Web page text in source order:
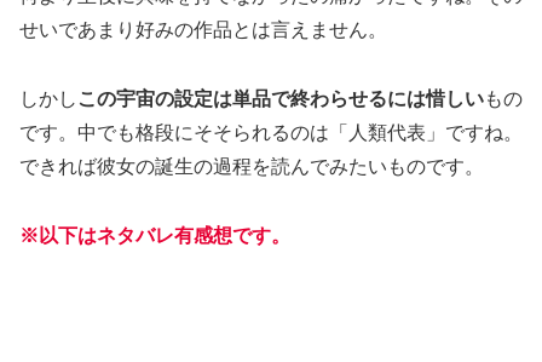
せいであまり好みの作品とは言えません。
しかし この宇宙の設定は単品で終わらせるには惜しいもの
です。中でも格段にそそられるのは「人類代表」ですね。
できれば彼女の誕生の過程を読んでみたいものです。
※以下はネタバレ有感想です。